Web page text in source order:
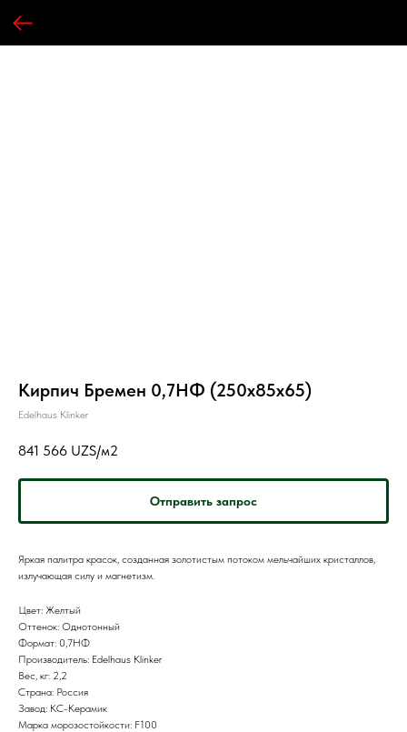
Кирпич Бремен 0,7НФ (250х85х65)
Edelhaus Klinker
841 566 UZS/м2
Отправить запрос
Яркая палитра красок, созданная золотистым потоком мельчайших кристаллов,
излучающая силу и магнетизм.
Цвет: Желтый
Оттенок: Однотонный
Формат: 0,7НФ
Производитель: Edelhaus Klinker
Вес, кг: 2,2
Страна: Россия
Завод: КС-Керамик
Марка морозостойкости: F100